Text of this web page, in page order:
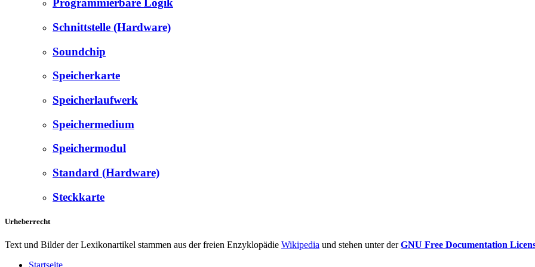
Programmierbare Logik
Schnittstelle (Hardware)
Soundchip
Speicherkarte
Speicherlaufwerk
Speichermedium
Speichermodul
Standard (Hardware)
Steckkarte
Urheberrecht
Text und Bilder der Lexikonartikel stammen aus der freien Enzyklopädie Wikipedia und stehen unter derGNU Free Documentation